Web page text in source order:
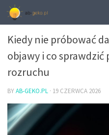
ROZRUCH I ODPALANIE
Kiedy nie próbować
objawy i co
rozruchu
BYAB-GEKO.PL · 19 CZERWCA 2026